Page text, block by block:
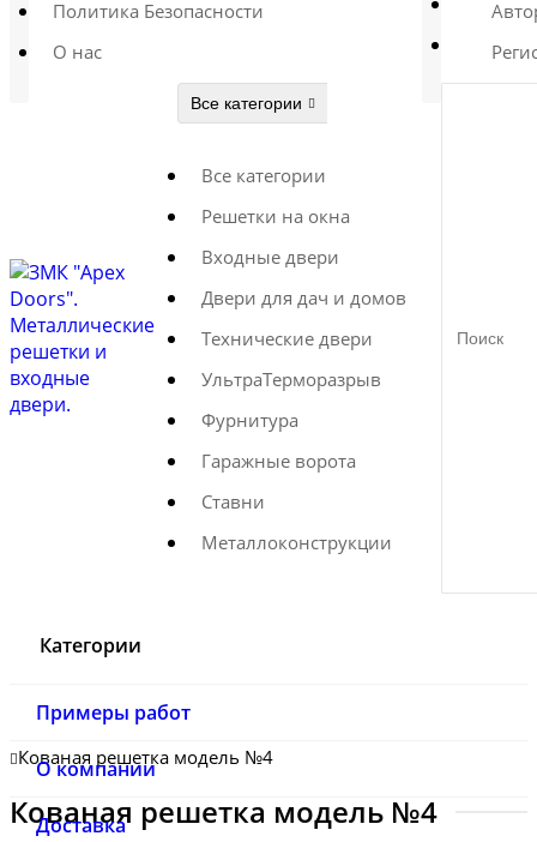
Политика Безопасности
О нас
Все категории
Все категории
Решетки на окна
Входные двери
Двери для дач и домов
Технические двери
УльтраТерморазрыв
Фурнитура
Гаражные ворота
Ставни
Металлоконструкции
Категории
Примеры работ
О компании
Доставка
Кованая решетка модель №4
Кованая решетка модель №4